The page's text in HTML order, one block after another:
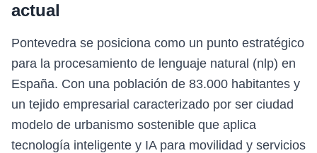
actual
Pontevedra se posiciona como un punto estratégico
para la procesamiento de lenguaje natural (nlp) en
España. Con una población de 83.000 habitantes y
un tejido empresarial caracterizado por ser ciudad
modelo de urbanismo sostenible que aplica
tecnología inteligente y IA para movilidad y servicios